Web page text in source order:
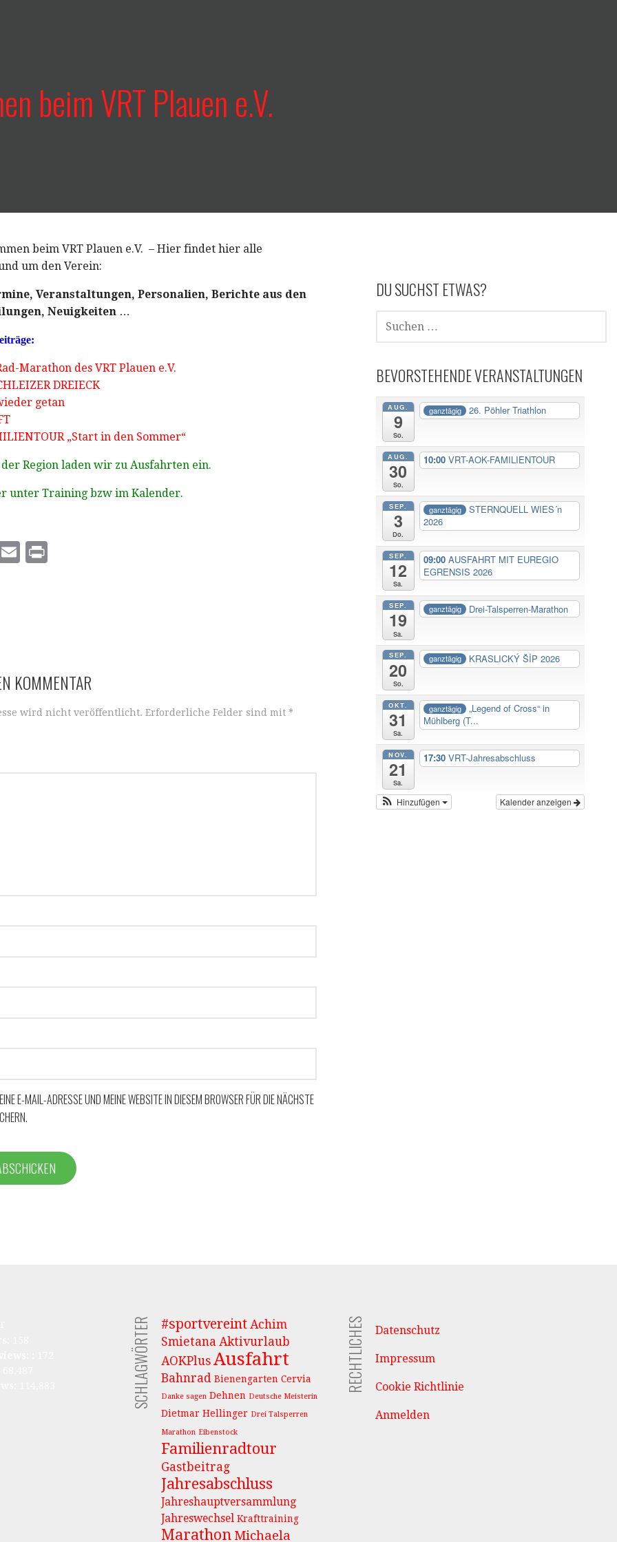
beim VRT Plauen e.V.
beim VRT Plauen e.V. – Hier findet hier alle
um den Verein:
Veranstaltungen, Personalien, Berichte aus den
Neuigkeiten …
Marathon des VRT Plauen e.V.
DREIECK
getan
„Start in den Sommer“
Region laden wir zu Ausfahrten ein.
unter Training bzw im Kalender.
E
KOMMENTAR
wird nicht veröffentlicht. Erforderliche Felder sind mit *
E-MAIL-ADRESSE UND MEINE WEBSITE IN DIESEM BROWSER FÜR DIE NÄCHSTE
DU SUCHST ETWAS?
SUCHE
NACH:
BEVORSTEHENDE VERANSTALTUNGEN
AUG.
9
So.
ganztägig 26. Pöhler Triathlon
AUG.
30
So.
10:00 VRT-AOK-FAMILIENTOUR
SEP.
3
Do.
ganztägig
STERNQUELL WIES´n
2026
SEP.
12
Sa.
09:00 AUSFAHRT MIT EUREGIO
EGRENSIS 2026
SEP.
19
Sa.
ganztägig Drei-Talsperren-Marathon
SEP.
20
So.
ganztägig KRASLICKÝ ŠİP 2026
OKT.
31
Sa.
ganztägig
„Legend of Cross“ in
Mühlberg (T...
NOV.
21
Sa.
17:30 VRT-Jahresabschluss
Kalender anzeigen
Hinzufügen
SCHLAGWÖRTER #sportvereint Achim
Smietana Aktivurlaub
AOKPlus Ausfahrt
Bahnrad Bienengarten Cervia
Danke sagen Dehnen Deutsche Meisterin
Dietmar Hellinger Drei Talsperren
Marathon Eibenstock
Familienradtour
Gastbeitrag
Jahresabschluss
Jahreshauptversammlung
Jahreswechsel Krafttraining
Marathon Michaela
RECHTLICHES Datenschutz
Impressum
Cookie Richtlinie
Anmelden